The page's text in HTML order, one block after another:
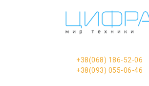
+38(068) 186-52-06
+38(093) 055-06-46